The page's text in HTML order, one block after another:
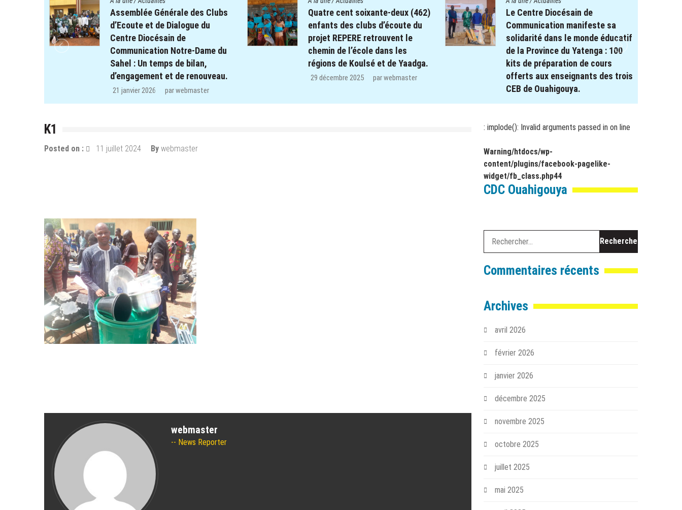
Quatre cent soixante-deux (462)
enfants des clubs d’écoute du
projet REPERE retrouvent le
chemin de l’école dans les
régions de Koulsé et de Yaadga.
29 décembre 2025 par webmaster
Le Centre Diocésain de
Communication manifeste sa
solidarité dans le monde éducatif
de la Province du Yatenga : 100
kits de préparation de cours
offerts aux enseignants des trois
26 décembre 2025 parwebmaster
Le projet REPERE soutient le
système éducatif : Remise de
Kits scolaires aux élèves à
besoin spécifique dans les
régions de Koulsé et du Yaadga .
17 novembre 2025 parwebmaster
K1
Posted on : 11 juillet 2024 By webmaster
webmaster
News Reporter
: implode(): Invalid arguments passed in on line
Warning/htdocs/wp-
content/plugins/facebook-pagelike-
widget/fb_class.php44
CDC Ouahigouya
Commentaires récents
Archives
avril 2026
février 2026
janvier 2026
décembre 2025
novembre 2025
octobre 2025
juillet 2025
mai 2025